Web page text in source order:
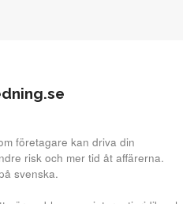
företagare kan driva din
risk och mer tid åt affärerna.
svenska.